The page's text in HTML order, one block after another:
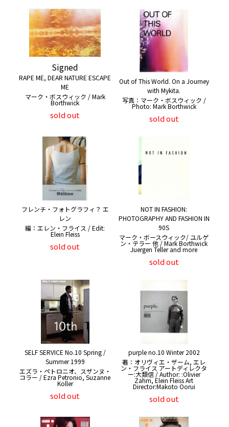
Signed
RAPE ME, DEAR NATURE ESCAPE
ME
マーク・ボスウィック / Mark
Borthwick
sold out
Out of This World. On a Journey
with Mykita.
写真：マーク・ボスウィック /
Photo: Mark Borthwick
sold out
フレンチ・フォトグラフィ？ エ
レン
編：エレン・フライス / Edit:
Elein Fleiss
sold out
NOT IN FASHION:
PHOTOGRAPHY AND FASHION IN
90S
マーク・ボースウィック/ ユルゲ
ン・テラー 他 / Mark Borthwick
Juergen Teller and more
sold out
SELF SERVICE No.10 Spring /
Summer 1999
エズラ・ペトロニオ、スザンヌ・
コラー / Ezra Petronio, Suzanne
Koller
sold out
purple no.10 Winter 2002
著：オリヴィエ・ザーム, エレ
ン・フライス アートディレクタ
ー:大類信 / Author: :Olivier
Zahm, Elein Fleiss Art
Director:Makoto Oorui
sold out